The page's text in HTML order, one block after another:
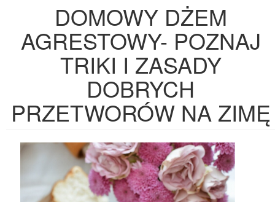
DOMOWY DŻEM
AGRESTOWY- POZNAJ
TRIKI I ZASADY
DOBRYCH
PRZETWORÓW NA ZIMĘ